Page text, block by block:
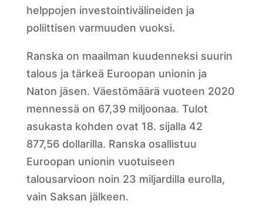
helppojen investointivälineiden ja
poliittisen varmuuden vuoksi.
Ranska on maailman kuudenneksi suurin
talous ja tärkeä Euroopan unionin ja
Naton jäsen. Väestömäärä vuoteen 2020
mennessä on 67,39 miljoonaa. Tulot
asukasta kohden ovat 18. sijalla 42
877,56 dollarilla. Ranska osallistuu
Euroopan unionin vuotuiseen
talousarvioon noin 23 miljardilla eurolla,
vain Saksan jälkeen.